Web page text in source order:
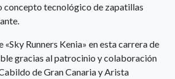
concepto tecnológico de zapatillas
Runners Kenia» en esta carrera de
gracias al patrocinio y colaboración
de Gran Canaria y Arista